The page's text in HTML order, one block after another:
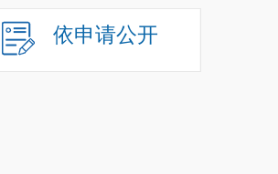
依申请公开